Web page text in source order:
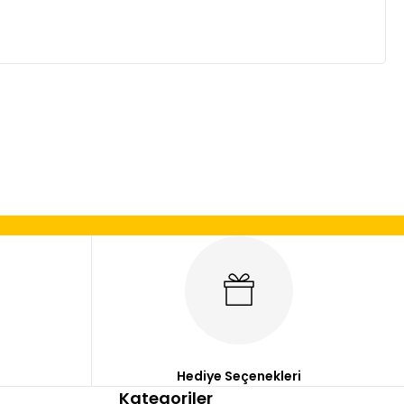
Hediye Seçenekleri
Kategoriler